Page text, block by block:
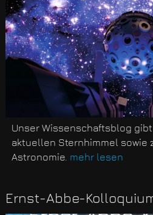
Unser Wissenschaftsblog
aktuellen Sternhimmel sowie
Astronomie. mehr lesen
Ernst-Abbe-